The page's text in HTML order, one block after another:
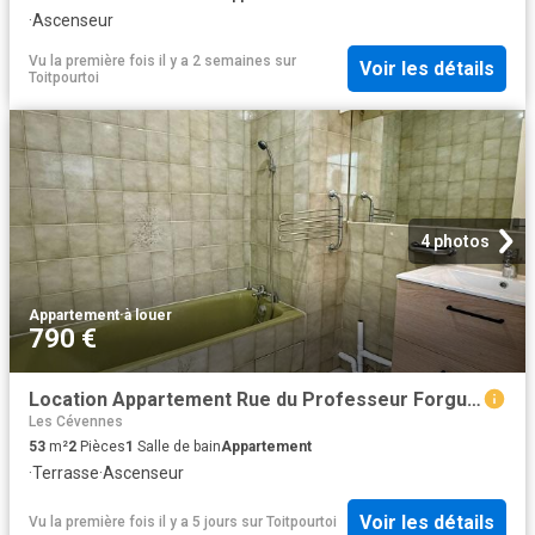
·Ascenseur
Vu la première fois il y a 2 semaines sur
Toitpourtoi
Voir les détails
4 photos
Appartement·à louer
790 €
Location Appartement Rue du Professeur Forgue, Montpellier
Les Cévennes
53 m²2 Pièces1 Salle de bainAppartement
·Terrasse·Ascenseur
Vu la première fois il y a 5 jours sur Toitpourtoi Voir les détails